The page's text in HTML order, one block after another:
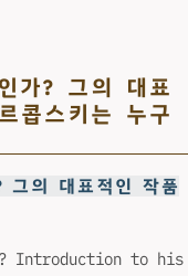
가? 그의 대표
콥스키는 누구
그의 대표적인 작품
Introduction to his